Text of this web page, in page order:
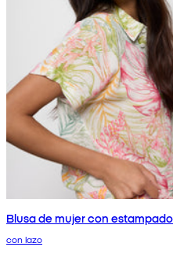
Blusa de mujer con
con lazo